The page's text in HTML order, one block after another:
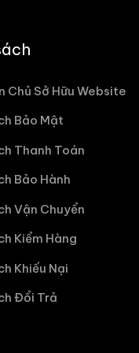
Chủ Sở Hữu Website
Bảo Mật
Thanh Toán
Bảo Hành
Vận Chuyển
Kiểm Hàng
Khiếu Nại
Đổi Trả